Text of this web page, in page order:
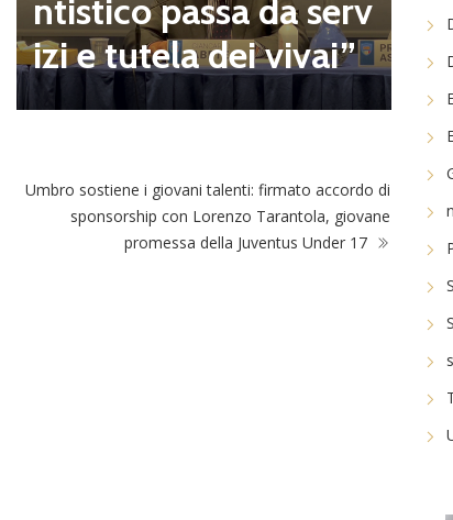
ntistico passa da serv
izi e tutela dei vivai”
Umbro sostiene i giovani talenti: firmato accordo di
sponsorship con Lorenzo Tarantola, giovane
promessa della Juventus Under 17